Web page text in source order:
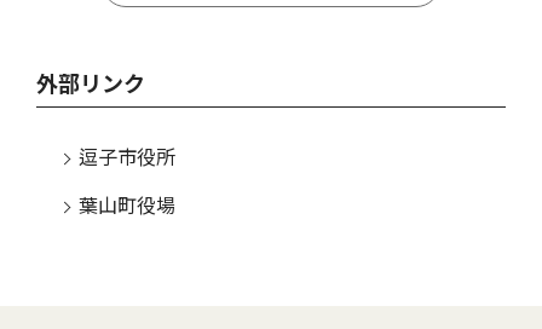
外部リンク
逗子市役所
葉山町役場